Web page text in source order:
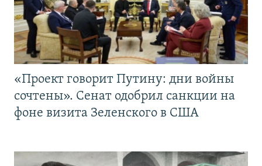
«Проект говорит Путину: дни войны
сочтены». Сенат одобрил санкции на
фоне визита Зеленского в США